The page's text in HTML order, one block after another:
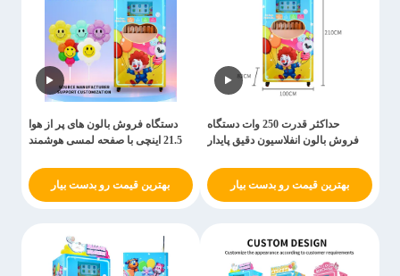
حداکثر قدرت 250 وات دستگاه
فروش بالون انفلاسیون دقیق پایدار
بهترین قیمت رو بدست بیار
دستگاه فروش بالون های پر از هوا
21.5 اینچی با صفحه لمسی هوشمند
بهترین قیمت رو بدست بیار